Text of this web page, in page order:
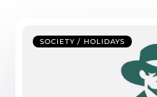
SOCIETY / HOLIDAYS